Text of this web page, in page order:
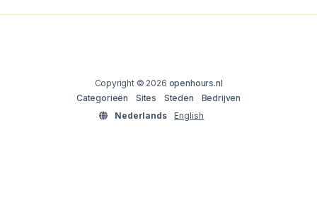
Copyright © 2026 openhours.nl
Categorieën
Sites Steden
Bedrijven
Nederlands
English